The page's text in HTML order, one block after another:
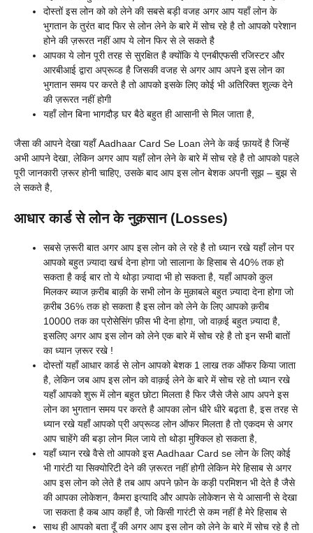
दोस्तों इस लोन को को लेने की सबसे बड़ी वजह अगर आप यहाँ लोन के
भुगतान के तुरंत बाद फिर से लोन लेने के बारे में सोच रहे है तो आपको परेशान
होने की ज़रूरत नहीं आप ये लोन फिर से ले सकते है
आपका ये लोन पूरी तरह से सुरक्षित है क्योंकि ये एनबीएफसी रजिस्टर और
आरबीआई द्वारा अप्रूव्ड है जिसकी वजह से अगर आप अपने इस लोन का
भुगतान समय पर करते है तो आपको इसके लिए कोई भी अतिरिक्त शुल्क देने
की ज़रूरत नहीं होगी
यहाँ लोन बिना भागदौड़ घर बैठे बहुत ही आसानी से मिल जाता है,
जैसा की आपने देखा यहाँ Aadhaar Card Se Loan लेने के कई फ़ायदें है जिन्हें
अभी आपने देखा, लेकिन अगर आप यहाँ लोन लेने के बारे में सोच रहे है तो आपको पहले
पूरी जानकारी ज़रूर होनी चाहिए, उसके बाद आप इस लोन बेशक अपनी सूझ – बुझ से
ले सकते है,
आधार कार्ड से लोन के नुक़सान (Losses)
सबसे ज़रूरी बात अगर आप इस लोन को ले रहे है तो ध्यान रखे यहाँ लोन पर
आपको बहुत ज़्यादा खर्च देना होगा जो सालाना के हिसाब से 40% तक हो
सकता है कई बार तो ये थोड़ा ज़्यादा भी हो सकता है, यहाँ आपको कुल
मिलकर ब्याज क़रीब बाक़ी के सभी लोन के मुक़ाबले बहुत ज़्यादा देना होगा जो
क़रीब 36% तक हो सकता है इस लोन को लेने के लिए आपको क़रीब
10000 तक का प्रोसेसिंग फ़ीस भी देना होगा, जो वाक़ई बहुत ज़्यादा है,
इसलिए अगर आप इस लोन को लेने एक बारे में सोच रहे है तो इन सभी बातों
का ध्यान ज़रूर रखे !
दोस्तों यहाँ आधार कार्ड से लोन आपको बेशक 1 लाख तक ऑफर किया जाता
है, लेकिन जब आप इस लोन को वाक़ई लेने के बारे में सोच रहे तो ध्यान रखे
यहाँ आपको शुरू में लोन बहुत छोटा मिलता है फिर जैसे जैसे आप अपने इस
लोन का भुगतान समय पर करते है आपका लोन धीरे धीरे बढ़ता है, इस तरह से
ध्यान रखे यहाँ आपको प्री अप्रूव्ड लोन ऑफर मिलता है तो एकदम से अगर
आप चाहेंगे की बड़ा लोन मिल जाये तो थोड़ा मुश्किल हो सकता है,
यहाँ ध्यान रखे वैसे तो आपको इस Aadhaar Card se लोन के लिए कोई
भी गारंटी या सिक्योरिटी देने की ज़रूरत नहीं होगी लेकिन मेरे हिसाब से अगर
आप इस लोन को लेते है तब आप अपने फ़ोन के कड़ी परमिशन भी देते है जैसे
की आपका लोकेशन, कैमरा इत्यादि और आपके लोकेशन से ये आसानी से देखा
जा सकता है कब आप कहाँ है, जो किसी गारंटी से कम नहीं है मेरे हिसाब से
साथ ही आपको बता दूँ की अगर आप इस लोन को लेने के बारे में सोच रहे है तो